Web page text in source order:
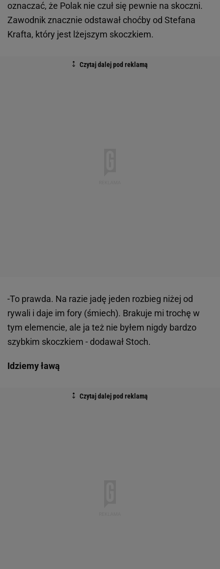
oznaczać, że Polak nie czuł się pewnie na skoczni.
Zawodnik znacznie odstawał choćby od Stefana
Krafta, który jest lżejszym skoczkiem.
-To prawda. Na razie jadę jeden rozbieg niżej od
rywali i daje im fory (śmiech). Brakuje mi trochę w
tym elemencie, ale ja też nie byłem nigdy bardzo
szybkim skoczkiem - dodawał Stoch.
Idziemy ławą